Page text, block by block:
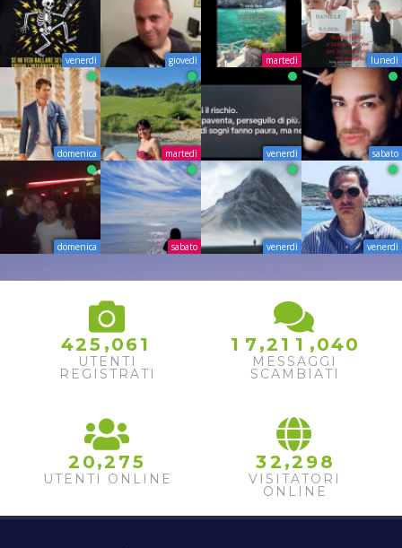
venerdì giovedì martedì lunedì
domenica martedì venerdì sabato
domenica sabato venerdì venerdì
425 ,061
UTENTI
REGISTRATI
1 7 ,2 1 1 ,040
MESSAGGI
SCAMBIATI
2 0,2 75
UTENTI ONLINE
32 ,2 98
VISITATORI
ONLINE